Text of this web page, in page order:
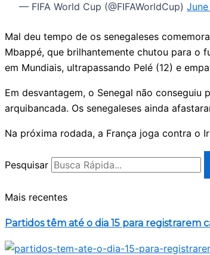
— FIFA World Cup (@FIFAWorldCup)
Mal deu tempo de os senegaleses
Mbappé, que brilhantemente chutou para o
em Mundiais, ultrapassando Pelé (12) e
Em desvantagem, o Senegal não
arquibancada. Os senegaleses ainda
Na próxima rodada, a França joga contra o
Pesquisar
Mais recentes
Partidos têm até o dia 15 para registrarem